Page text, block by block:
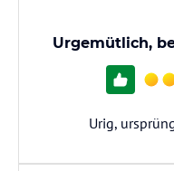
Urgemütlich,
Urig,